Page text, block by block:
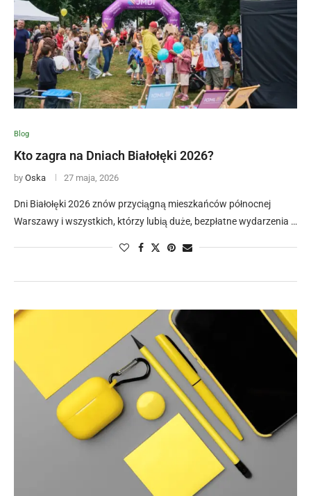
Blog
Kto zagra na Dniach Białołęki 2026?
by Oska 27 maja, 2026
Dni Białołęki 2026 znów przyciągną mieszkańców północnej
Warszawy i wszystkich, którzy lubią duże, bezpłatne wydarzenia …